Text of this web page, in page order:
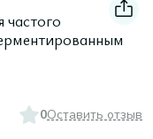
частого
0Оставить отзыв